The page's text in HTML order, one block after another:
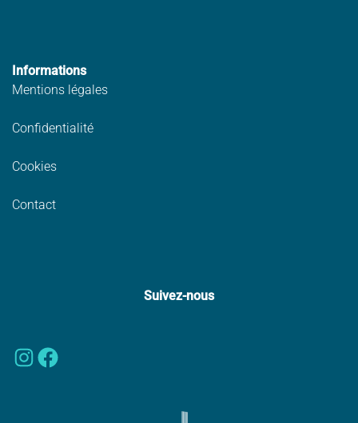
Informations
Mentions légales
Confidentialité
Cookies
Contact
Suivez-nous
Instagram
Facebook